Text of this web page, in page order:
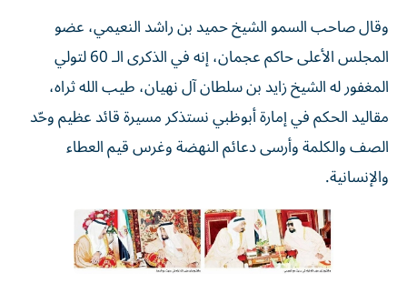
وقال صاحب السمو الشيخ حميد بن راشد النعيمي، عضو
المجلس الأعلى حاكم عجمان، إنه في الذكرى الـ 60 لتولي
المغفور له الشيخ زايد بن سلطان آل نهيان، طيب الله ثراه،
مقاليد الحكم في إمارة أبوظبي نستذكر مسيرة قائد عظيم وحّد
الصف والكلمة وأرسى دعائم النهضة وغرس قيم العطاء
والإنسانية.